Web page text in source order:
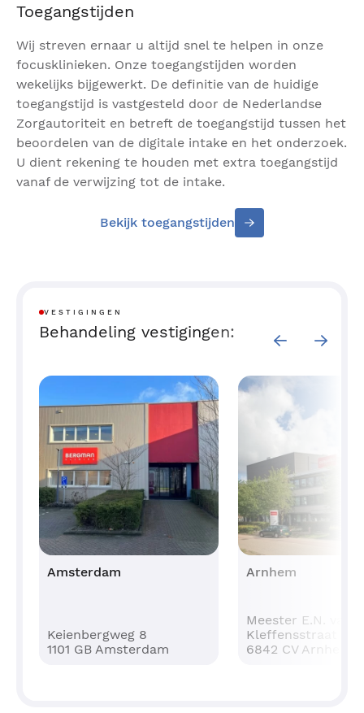
Toegangstijden
Wij streven ernaar u altijd snel te helpen in onze
focusklinieken. Onze toegangstijden worden
wekelijks bijgewerkt. De definitie van de huidige
toegangstijd is vastgesteld door de Nederlandse
Zorgautoriteit en betreft de toegangstijd tussen het
beoordelen van de digitale intake en het onderzoek.
U dient rekening te houden met extra toegangstijd
vanaf de verwijzing tot de intake.
Bekijk toegangstijden
VESTIGINGEN
Behandeling vestigingen:
Amsterdam
Keienbergweg 8
1101 GB Amsterdam
Arnhem
Meester E.N. van
Kleffensstraat 14
6842 CV Arnhem